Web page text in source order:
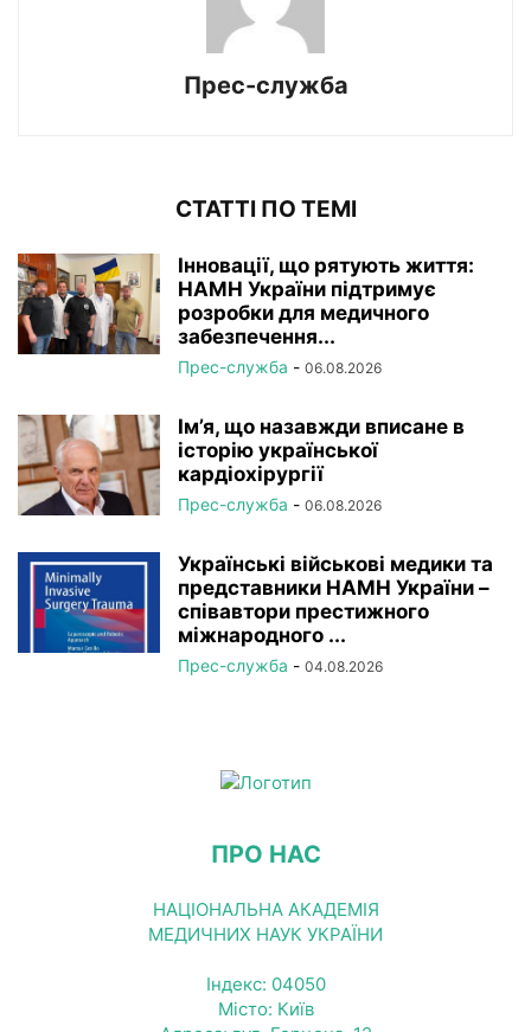
Прес-служба
СТАТТІ ПО ТЕМІ
Інновації, що рятують життя:
НАМН України підтримує
розробки для медичного
забезпечення...
Прес-служба - 06.08.2026
Ім’я, що назавжди вписане в
історію української
кардіохірургії
Прес-служба - 06.08.2026
Українські військові медики та
представники НАМН України –
співавтори престижного
міжнародного ...
Прес-служба - 04.08.2026
ПРО НАС
НАЦІОНАЛЬНА АКАДЕМІЯ
МЕДИЧНИХ НАУК УКРАЇНИ
Індекс: 04050
Місто: Київ